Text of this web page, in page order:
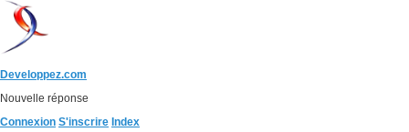
Developpez.com
Nouvelle réponse
Connexion S'inscrire Index